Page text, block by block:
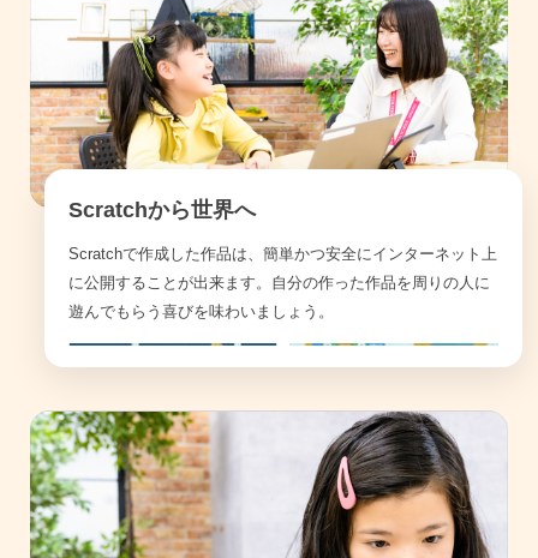
Scratchから世界へ
Scratchで作成した作品は、簡単かつ安全にインターネット上
に公開することが出来ます。自分の作った作品を周りの人に
遊んでもらう喜びを味わいましょう。